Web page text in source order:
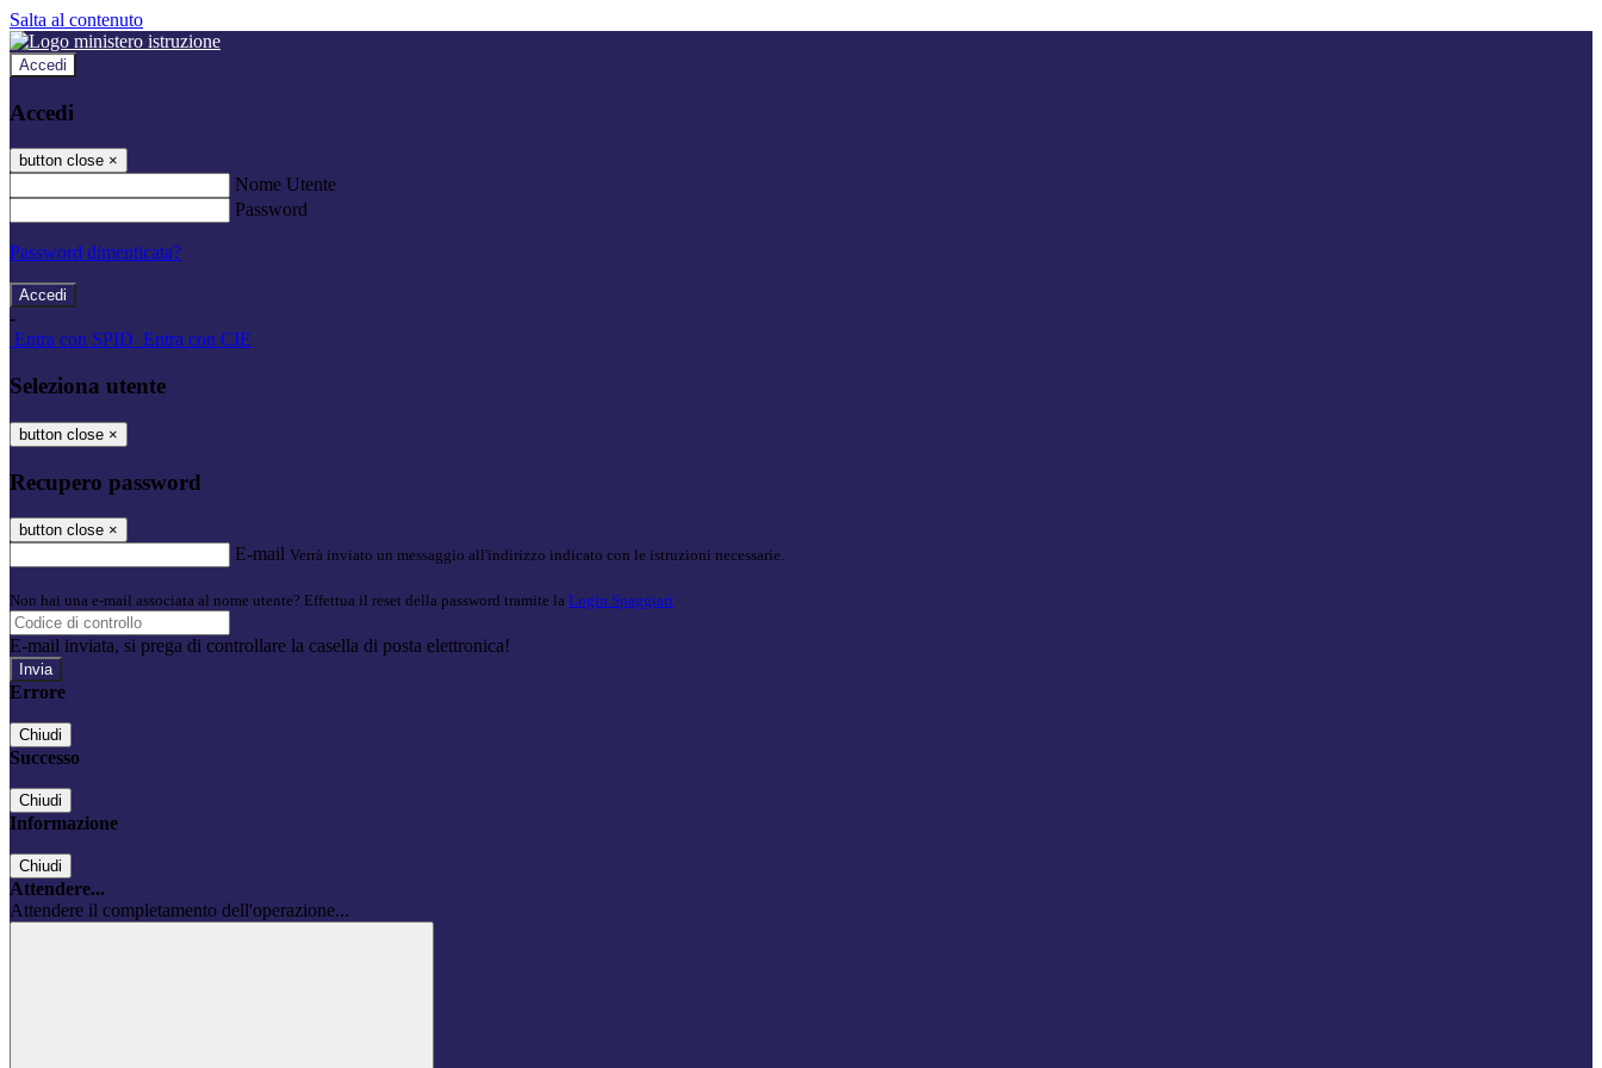
Salta al contenuto
Accedi
Accedi
button close ×
Nome Utente
Password
Password dimenticata?
-
Entra con SPID Entra con CIE
Seleziona utente
button close ×
Recupero password
button close ×
E-mail Verrà inviato un messaggio all'indirizzo indicato con le istruzioni necessarie.
Non hai una e-mail associata al nome utente? Effettua il reset della password tramite la Login Spaggiari
E-mail inviata, si prega di controllare la casella di posta elettronica!
Errore
Chiudi
Successo
Chiudi
Informazione
Chiudi
Attendere...
Attendere il completamento dell'operazione...